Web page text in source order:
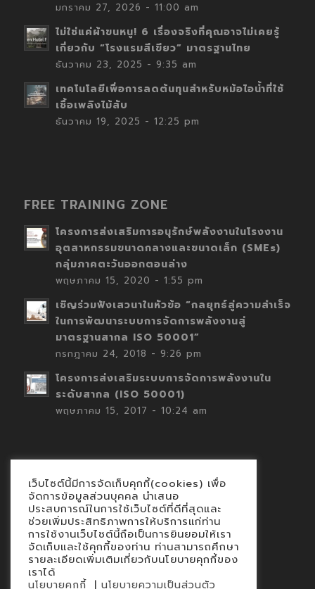
มกราคม 27, 2026 - 11:00 am
ไม่ใช่แค่ผ้าขนหนู! 6 เรื่องจริงที่คุณอาจไม่เคยรู้
เกี่ยวกับ “โรงแรมสีเขียว” มาตรฐานไทย
ธันวาคม 23, 2025 - 9:35 am
เทคโนโลยีเพื่อการลดต้นทุนสำหรับหม้อไอน้ำที่ใช้
เชื้อเพลิงไม้สับ
ธันวาคม 19, 2025 - 12:25 pm
FREE TRAINING ZONE
โครงการส่งเสริมการอนุรักษ์พลังงานในโรงงาน
อุตสาหกรรมขนาดกลางและขนาดเล็ก (SMEs)
กลุ่มภาคตะวันออกตอนล่าง
พฤษภาคม 15, 2020 - 1:55 pm
เชิญร่วมฟังเสวนาในหัวข้อ “กลยุทธ์สู่ความสำเร็จ
ในการพัฒนาระบบการจัดการพลังงานสู่
มาตรฐานสากล ISO 50001”
กรกฎาคม 24, 2018 - 9:26 pm
โครงการส่งเสริมระบบการจัดการพลังงานใน
ระดับสากล (ISO 50001)
พฤษภาคม 15, 2017 - 10:24 am
Contact
นโยบายคุกกี้
นโยบายข้อมูลส่วนบุคคล
เว็บไซต์นี้มีการจัดเก็บคุกกี้(cookies) เพื่อ
จัดการข้อมูลส่วนบุคคล นำเสนอ
ประสบการณ์ในการใช้เว็บไซต์ที่ดีที่สุดและ
ช่วยเพิ่มประสิทธิภาพการให้บริการแก่ท่าน
การใช้งานเว็บไซต์นี้ถือเป็นการยินยอมให้เรา
จัดเก็บและใช้คุกกี้ของท่าน ท่านสามารถศึกษา
รายละเอียดเพิ่มเติมเกี่ยวกับนโยบายคุกกี้ของ
เราได้
นโยบายคุกกี้ | นโยบายความเป็นส่วนตัว